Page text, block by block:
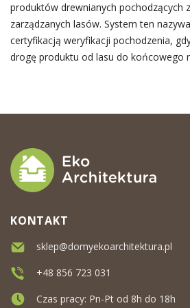
produktów drewnianych pochodzących
zarządzanych lasów. System ten
certyfikacją weryfikacji pochodzenia,
drogę produktu od lasu do końcowego
KONTAKT
sklep@domyekoarchitektura.pl
+48 856 723 031
Czas pracy: Pn-Pt od 8h do 18h